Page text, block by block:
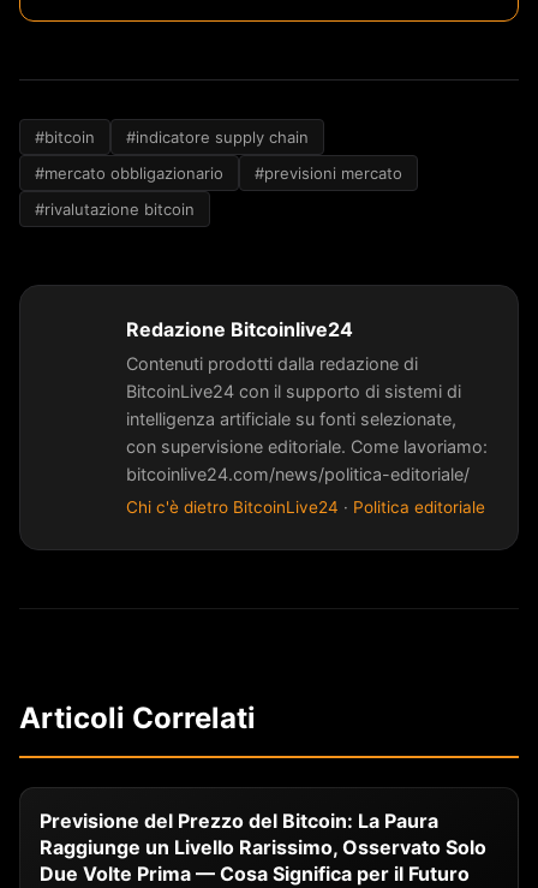
#bitcoin
#indicatore supply chain
#mercato obbligazionario
#previsioni mercato
#rivalutazione bitcoin
Redazione Bitcoinlive24
Contenuti prodotti dalla redazione di
BitcoinLive24 con il supporto di sistemi di
intelligenza artificiale su fonti selezionate,
con supervisione editoriale. Come lavoriamo:
bitcoinlive24.com/news/politica-editoriale/
Chi c'è dietro BitcoinLive24 · Politica editoriale
Articoli Correlati
Previsione del Prezzo del Bitcoin: La Paura
Raggiunge un Livello Rarissimo, Osservato Solo
Due Volte Prima — Cosa Significa per il Futuro